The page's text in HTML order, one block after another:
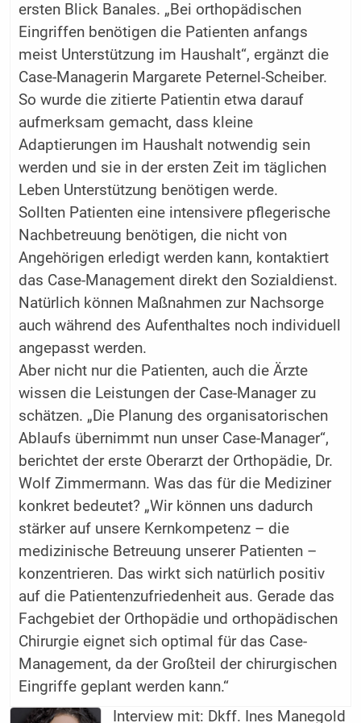
ersten Blick Banales. „Bei orthopädischen
Eingriffen benötigen die Patienten anfangs
meist Unterstützung im Haushalt“, ergänzt die
Case-Managerin Margarete Peternel-Scheiber.
So wurde die zitierte Patientin etwa darauf
aufmerksam gemacht, dass kleine
Adaptierungen im Haushalt notwendig sein
werden und sie in der ersten Zeit im täglichen
Leben Unterstützung benötigen werde.
Sollten Patienten eine intensivere pflegerische
Nachbetreuung benötigen, die nicht von
Angehörigen erledigt werden kann, kontaktiert
das Case-Management direkt den Sozialdienst.
Natürlich können Maßnahmen zur Nachsorge
auch während des Aufenthaltes noch individuell
angepasst werden.
Aber nicht nur die Patienten, auch die Ärzte
wissen die Leistungen der Case-Manager zu
schätzen. „Die Planung des organisatorischen
Ablaufs übernimmt nun unser Case-Manager“,
berichtet der erste Oberarzt der Orthopädie, Dr.
Wolf Zimmermann. Was das für die Mediziner
konkret bedeutet? „Wir können uns dadurch
stärker auf unsere Kernkompetenz – die
medizinische Betreuung unserer Patienten –
konzentrieren. Das wirkt sich natürlich positiv
auf die Patientenzufriedenheit aus. Gerade das
Fachgebiet der Orthopädie und orthopädischen
Chirurgie eignet sich optimal für das Case-
Management, da der Großteil der chirurgischen
Eingriffe geplant werden kann.“
Interview mit: Dkff. Ines Manegold